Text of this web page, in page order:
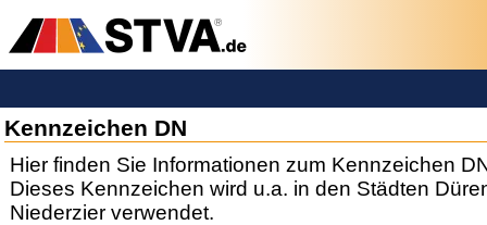
Kennzeichen DN
Hier finden Sie Informationen zum Kennzeichen
Dieses Kennzeichen wird u.a. in den Städten
Niederzier verwendet.